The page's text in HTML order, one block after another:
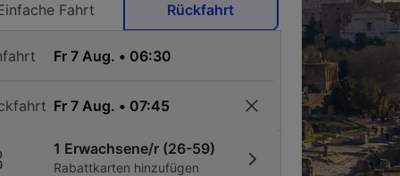
Fahrt
Rückfahrt
1 Erwachsene/r (26-59)
Rabattkarten hinzufügen